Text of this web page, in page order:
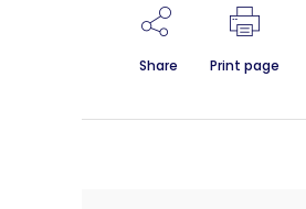
Share Print page